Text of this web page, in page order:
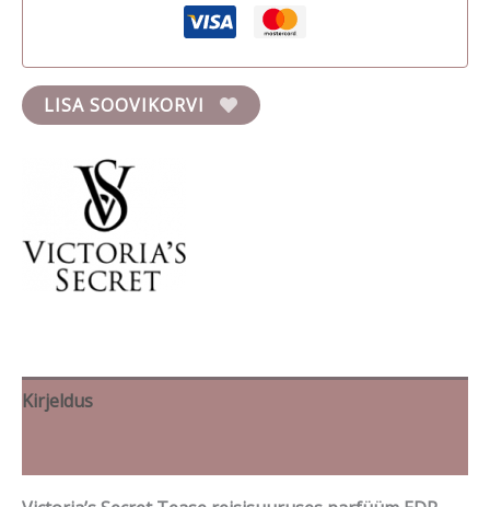
LISA SOOVIKORVI
Kirjeldus